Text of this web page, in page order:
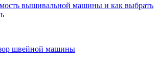
вышивальной машины и как выбрать
швейной машины